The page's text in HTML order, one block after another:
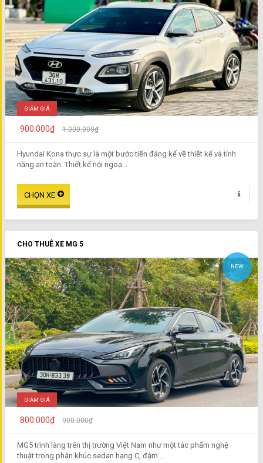
GIẢM GIÁ
900.000₫ 1.000.000₫
Hyundai Kona thực sự là một bước tiến đáng kể về thiết kế và tính
năng an toàn. Thiết kế nội ngoạ...
CHO THUÊ XE MG 5
NEW
GIẢM GIÁ
800.000₫ 900.000₫
MG5 trình làng trên thị trường Việt Nam như một tác phẩm nghệ
thuật trong phân khúc sedan hạng C, đậm ...